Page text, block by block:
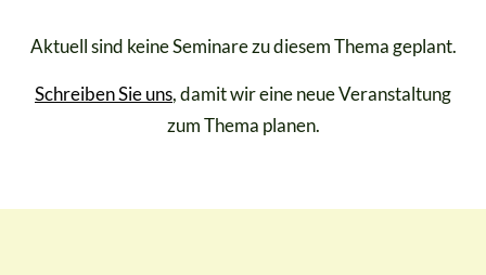
Aktuell sind keine Seminare zu diesem Thema geplant.
Schreiben Sie uns, damit wir eine neue Veranstaltung
zum Thema planen.